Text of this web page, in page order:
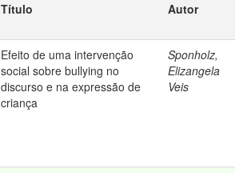
Título Autor
Efeito de uma intervenção
social sobre bullying no
discurso e na expressão de
criança
Sponholz,
Elizangela
Veis